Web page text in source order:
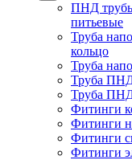
ПНД
питьевые
Труба
кольцо
Труба
Труба
Труба ПНД
Фитинги
Фитинги
Фитинги
Фитинги